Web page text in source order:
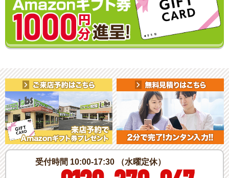
受付時間 10:00-17:30 （水曜定休）